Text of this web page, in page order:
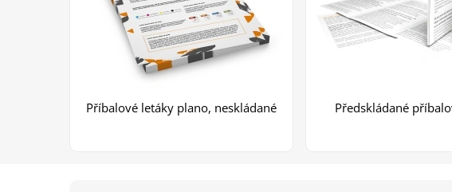
Příbalové letáky plano, neskládané Předskládané